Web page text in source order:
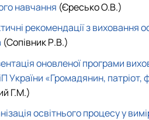
навчання (Єресько О.В.)
рекомендації з виховання
(Сопівник Р.В.)
оновленої програми
України «Громадянин, патріот,
Г.М.)
освітнього процесу у